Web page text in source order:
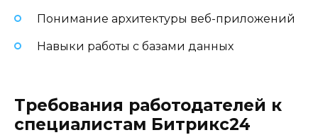
Понимание архитектуры веб-приложений
Навыки работы с базами данных
Требования работодателей к
специалистам Битрикс24